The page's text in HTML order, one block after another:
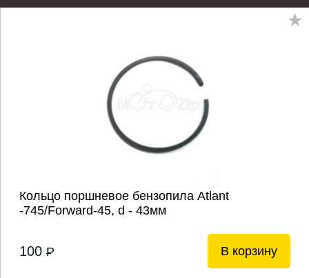
Кольцо поршневое бензопила Atlant
-745/Forward-45, d - 43мм
100 P В корзину